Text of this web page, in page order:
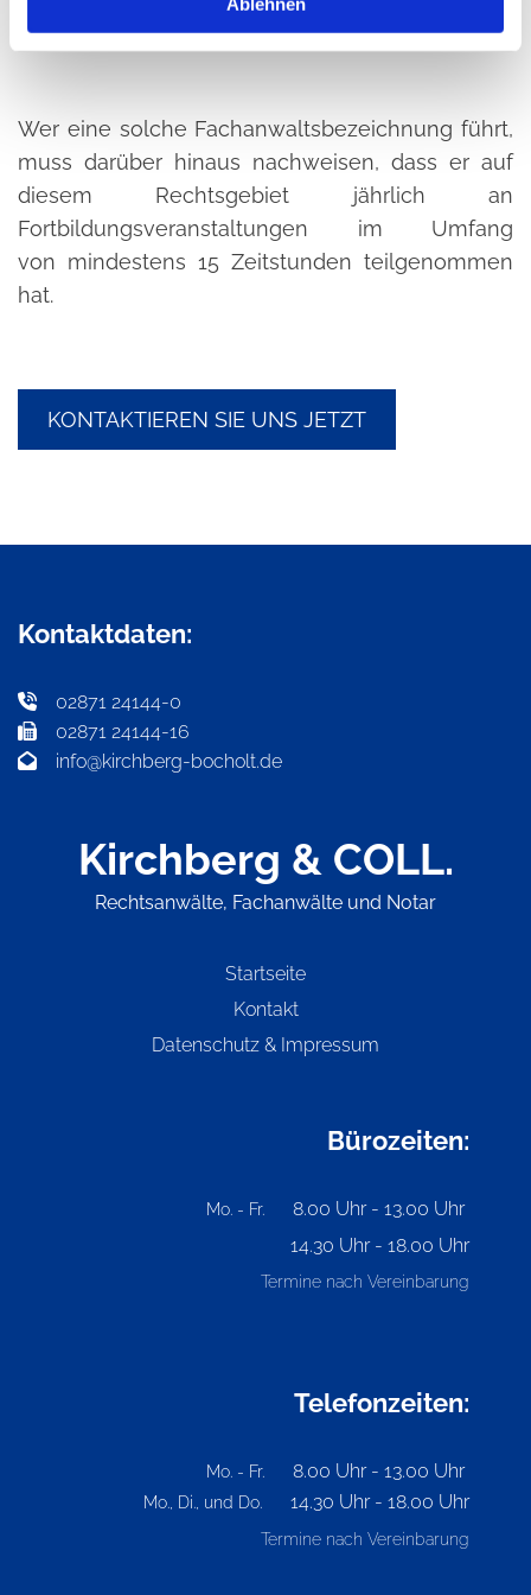
Fachgebiet des Familienrechts selbständig
bearbeitet hat.
Wer eine solche Fachanwaltsbezeichnung führt,
muss darüber hinaus nachweisen, dass er auf
diesem Rechtsgebiet jährlich an
Fortbildungsveranstaltungen im Umfang
von mindestens 15 Zeitstunden teilgenommen
hat.
KONTAKTIEREN SIE UNS JETZT
Kontaktdaten:
 02871 24144-0
 02871 24144-16
 info@kirchberg-bocholt.de
Kirchberg & COLL.
Rechtsanwälte, Fachanwälte und Notar
Startseite
Kontakt
Datenschutz & Impressum
Bürozeiten:
Mo. - Fr.
8.00 Uhr - 13.00 Uhr
14.30 Uhr - 18.00 Uhr
Termine nach Vereinbarung
Telefonzeiten:
Mo. - Fr. 8.00 Uhr - 13.00 Uhr
Mo., Di., und Do. 14.30 Uhr - 18.00 Uhr
Termine nach Vereinbarung